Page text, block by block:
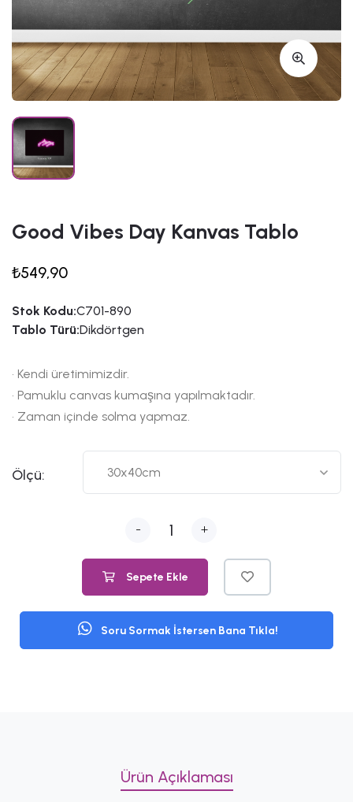
Good Vibes Day Kanvas Tablo
₺549,90
Stok Kodu:C701-890
Tablo Türü:Dikdörtgen
• Kendi üretimimizdir.
• Pamuklu canvas kumaşına yapılmaktadır.
• Zaman içinde solma yapmaz.
Ölçü:
- +
Sepete Ekle
Soru Sormak İstersen Bana Tıkla!
Ürün Açıklaması